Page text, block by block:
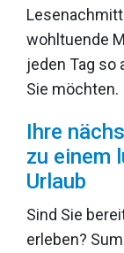
wohltuende
jeden Tag so
Sie möchten.
Ihre
zu einem
Urlaub
Sind Sie
erleben?